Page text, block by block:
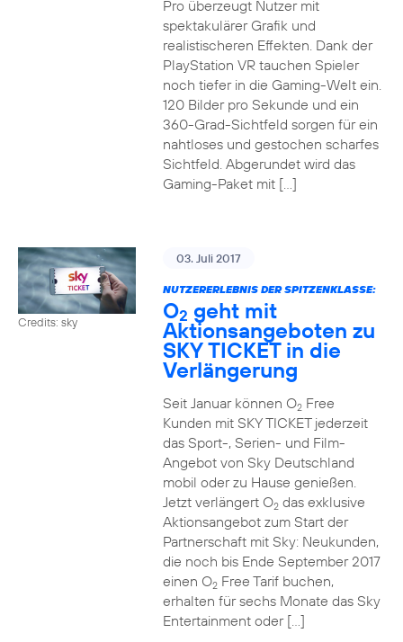
Pro überzeugt Nutzer mit
spektakulärer Grafik und
realistischeren Effekten. Dank der
PlayStation VR tauchen Spieler
noch tiefer in die Gaming-Welt ein.
120 Bilder pro Sekunde und ein
360-Grad-Sichtfeld sorgen für ein
nahtloses und gestochen scharfes
Sichtfeld. Abgerundet wird das
Gaming-Paket mit […]
Credits: sky
03. Juli 2017
NUTZERERLEBNIS DER SPITZENKLASSE:
O2 geht mit
Aktionsangeboten zu
SKY TICKET in die
Verlängerung
Seit Januar können O2Free
Kunden mit SKY TICKET jederzeit
das Sport-, Serien- und Film-
Angebot von Sky Deutschland
mobil oder zu Hause genießen.
Jetzt verlängert O2das exklusive
Aktionsangebot zum Start der
Partnerschaft mit Sky: Neukunden,
die noch bis Ende September 2017
einen O2Free Tarif buchen,
erhalten für sechs Monate das Sky
Entertainment oder […]